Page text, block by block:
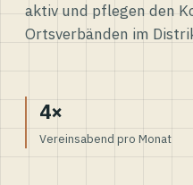
aktiv und pflegen den
Ortsverbänden im
4×
Vereinsabend pro Monat